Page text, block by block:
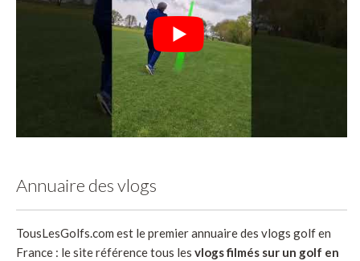
Annuaire des vlogs
TousLesGolfs.com est le premier annuaire des vlogs golf en
France : le site référence tous les vlogs filmés sur un golf en